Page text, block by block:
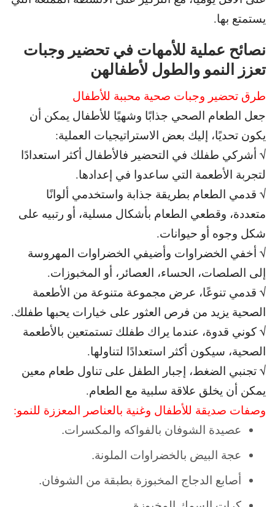
يستمتع بها.
نصائح عملية للأمهات في تحضير وجبات
تعزز النمو والطول لأطفالهن
طرق تحضير وجبات صحية محببة للأطفال
جعل الطعام الصحي جذابًا وشهيًا للأطفال يمكن أن
يكون تحديًا، إليك بعض الاستراتيجيات العملية:
√ أشركي طفلك في التحضير فالأطفال أكثر استعدادًا
لتجربة الأطعمة التي ساعدوا في إعدادها.
√ قدمي الطعام بطريقة جذابة واستخدمي ألوانًا
متعددة، وقطعي الطعام بأشكال مسلية، أو رتبيه على
شكل وجوه أو حيوانات.
√ أخفي الخضراوات وأضيفي الخضراوات المهروسة
إلى الصلصات، الحساء، العصائر، أو المخبوزات.
√ قدمي تنوعًا، عرض مجموعة متنوعة من الأطعمة
الصحية يزيد من فرص العثور على خيارات يحبها طفلك.
√ كوني قدوة، عندما يراك طفلك تستمتعين بالأطعمة
الصحية، سيكون أكثر استعدادًا لتناولها.
√ تجنبي الضغط، إجبار الطفل على تناول طعام معين
يمكن أن يخلق علاقة سلبية مع الطعام.
وصفات صديقة للأطفال وغنية بالعناصر المعززة للنمو:
عصيدة الشوفان بالفواكه والمكسرات.
عجة البيض بالخضراوات الملونة.
أصابع الدجاج المخبوزة بطبقة من الشوفان.